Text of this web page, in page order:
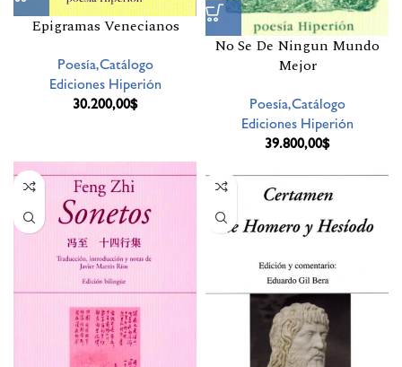
Epigramas Venecianos
Poesía,Catálogo
Ediciones Hiperión
30.200,00$
No Se De Ningun Mundo
Mejor
Poesía,Catálogo
Ediciones Hiperión
39.800,00$